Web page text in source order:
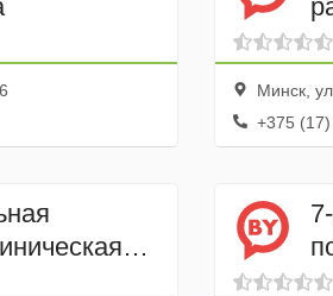
Минск,
+375 (17)